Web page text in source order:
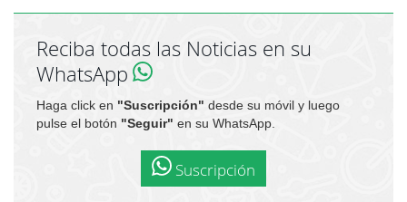
Reciba todas las Noticias en su
WhatsApp
Haga click en "Suscripción" desde su móvil y luego
pulse el botón "Seguir" en su WhatsApp.
Suscripción